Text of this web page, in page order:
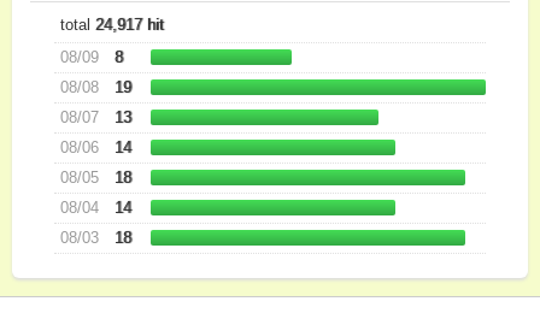
total 24,917 hit
08/09
8
08/08
19
08/07
13
08/06
14
08/05
18
08/04
14
08/03
18